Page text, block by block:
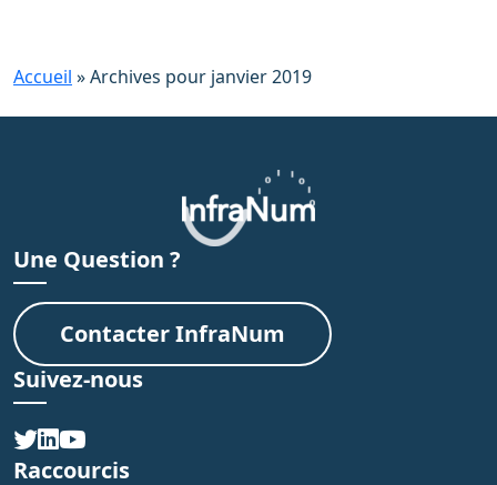
Accueil »Archives pour janvier 2019
Une Question ?
Contacter InfraNum
Suivez-nous
Raccourcis